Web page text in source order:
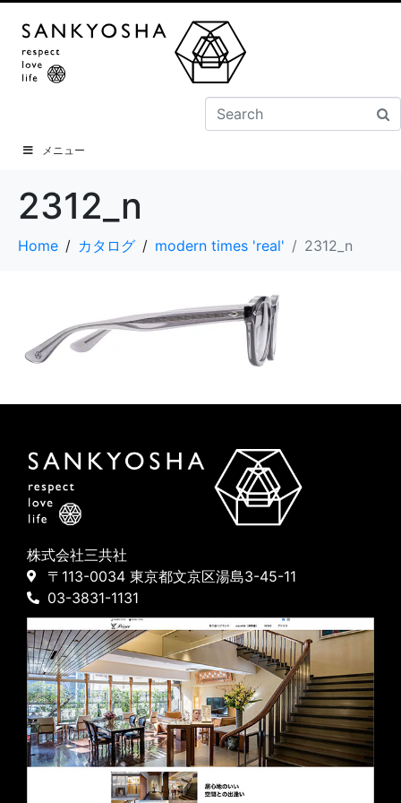
メニュー
2312_n
Home カタログ modern times 'real' 2312_n
株式会社三共社
〒113-0034 東京都文京区湯島3-45-11
03-3831-1131